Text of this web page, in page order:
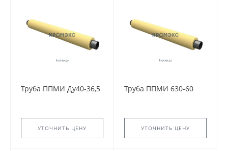
Труба ППМИ Ду40-36,5
УТОЧНИТЬ ЦЕНУ
Труба ППМИ 630-60
УТОЧНИТЬ ЦЕНУ